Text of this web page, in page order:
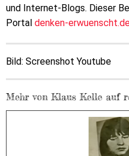
und Internet-Blogs. Dieser
Portal denken-
Bild: Screenshot Youtube
Mehr von Klaus Kelle auf